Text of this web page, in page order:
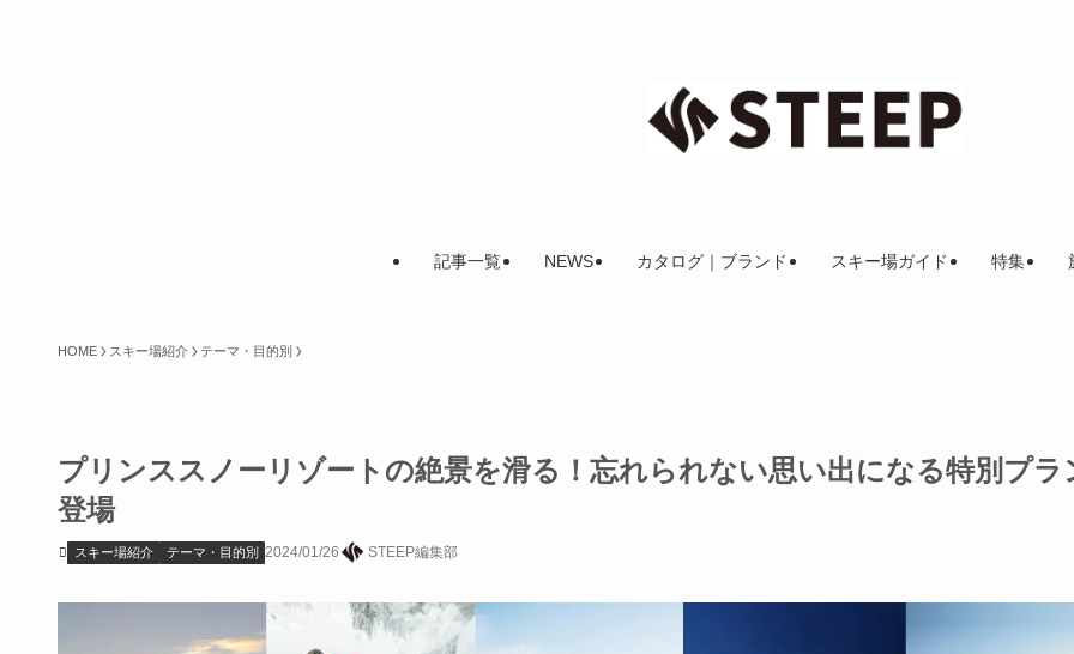
記事一覧 NEWS カタログ｜ブランド スキー場ガイド 特集
HOME スキー場紹介 テーマ・目的別
プリンススノーリゾートの絶景を滑る！忘れられない思い出になる特別プラ
登場
スキー場紹介 テーマ・目的別 2024/01/26 STEEP編集部